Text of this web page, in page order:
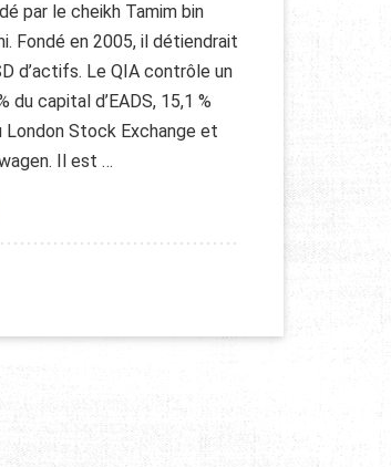
par le cheikh Tamim bin
Fondé en 2005, il détiendrait
d’actifs. Le QIA contrôle un
du capital d’EADS, 15,1 %
London Stock Exchange et
Il est …
INVESTMENT AUTHORITY (QIA)